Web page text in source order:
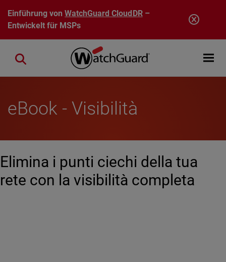
Direkt zum Inhalt
Einführung vonWatchGuard CloudDR–
Entwickelt für MSPs
Open
Close search
eBook - Visibilità
Elimina i punti ciechi della tua
rete con la visibilità completa